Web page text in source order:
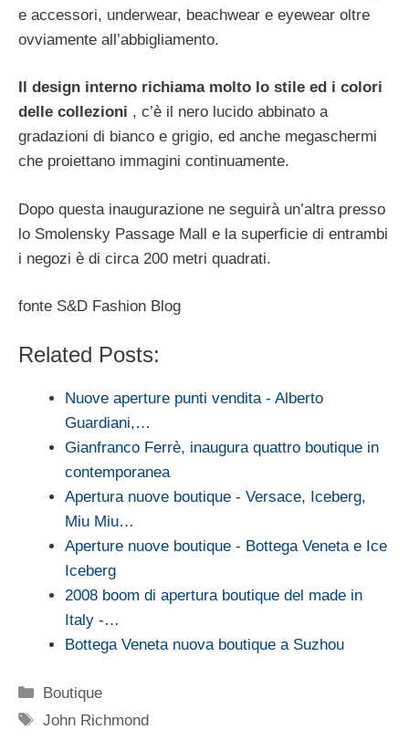
e accessori, underwear, beachwear e eyewear oltre
ovviamente all’abbigliamento.
Il design interno richiama molto lo stile ed i colori
delle collezioni , c’è il nero lucido abbinato a
gradazioni di bianco e grigio, ed anche megaschermi
che proiettano immagini continuamente.
Dopo questa inaugurazione ne seguirà un’altra presso
lo Smolensky Passage Mall e la superficie di entrambi
i negozi è di circa 200 metri quadrati.
fonte S&D Fashion Blog
Related Posts:
Nuove aperture punti vendita - Alberto
Guardiani,…
Gianfranco Ferrè, inaugura quattro boutique in
contemporanea
Apertura nuove boutique - Versace, Iceberg,
Miu Miu…
Aperture nuove boutique - Bottega Veneta e Ice
Iceberg
2008 boom di apertura boutique del made in
Italy -…
Bottega Veneta nuova boutique a Suzhou
Categorie
Boutique
Tag
John Richmond